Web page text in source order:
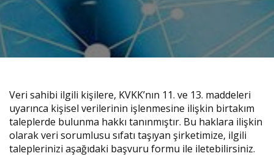
Veri sahibi ilgili kişilere, KVKK’nın 11. ve 13. maddeleri
uyarınca kişisel verilerinin işlenmesine ilişkin birtakım
taleplerde bulunma hakkı tanınmıştır. Bu haklara ilişkin
olarak veri sorumlusu sıfatı taşıyan şirketimize, ilgili
taleplerinizi aşağıdaki başvuru formu ile iletebilirsiniz.